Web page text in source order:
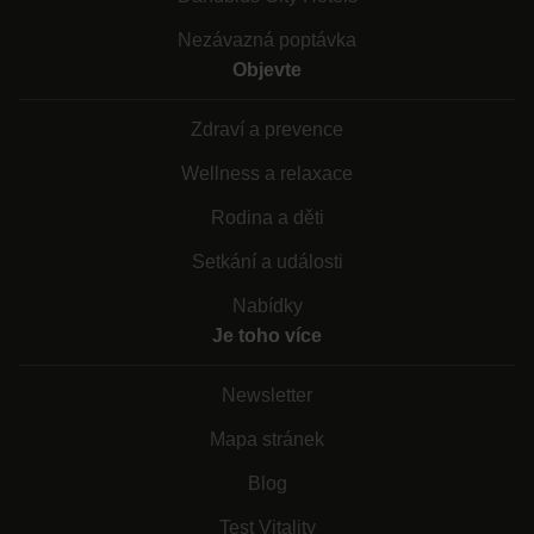
Nezávazná poptávka
Objevte
Zdraví a prevence
Wellness a relaxace
Rodina a děti
Setkání a události
Nabídky
Je toho více
Newsletter
Mapa stránek
Blog
Test Vitality